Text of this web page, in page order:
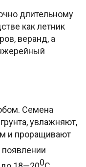
длительному
как летник
веранд, а
Семена
увлажняют,
и проращивают
0